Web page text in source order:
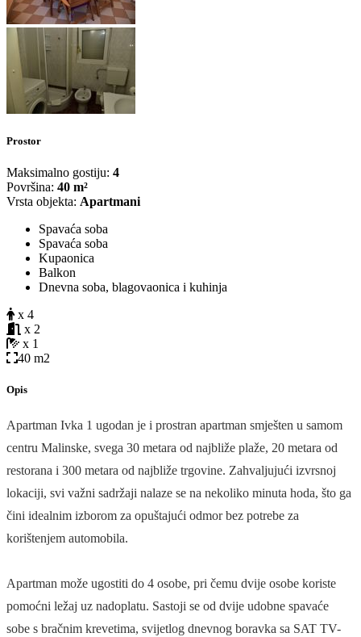
Prostor
Maksimalno gostiju: 4
Površina: 40 m²
Vrsta objekta: Apartmani
Spavaća soba
Spavaća soba
Kupaonica
Balkon
Dnevna soba, blagovaonica i kuhinja
x 4
x 2
x 1
40 m2
Opis
Apartman Ivka 1 ugodan je i prostran apartman smješten u samom
centru Malinske, svega 30 metara od najbliže plaže, 20 metara od
restorana i 300 metara od najbliže trgovine. Zahvaljujući izvrsnoj
lokaciji, svi važni sadržaji nalaze se na nekoliko minuta hoda, što ga
čini idealnim izborom za opuštajući odmor bez potrebe za
korištenjem automobila.
Apartman može ugostiti do 4 osobe, pri čemu dvije osobe koriste
pomoćni ležaj uz nadoplatu. Sastoji se od dvije udobne spavaće
sobe s bračnim krevetima, svijetlog dnevnog boravka sa SAT TV-